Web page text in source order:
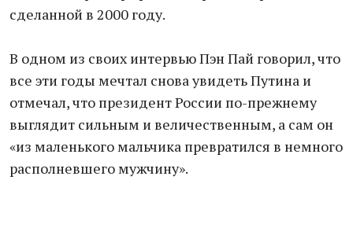
сделанной в 2000 году.
В одном из своих интервью Пэн Пай говорил, что
все эти годы мечтал снова увидеть Путина и
отмечал, что президент России по-прежнему
выглядит сильным и величественным, а сам он
«из маленького мальчика превратился в немного
располневшего мужчину».